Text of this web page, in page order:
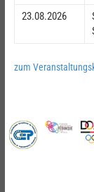
23.08.2026
zum